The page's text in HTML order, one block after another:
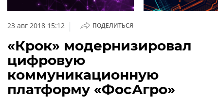
обзоры
кабинет
О
проекте
CNews
23 авг 2018 15:12 | ПОДЕЛИТЬСЯ
«Крок» модернизировал
цифровую
коммуникационную
платформу «ФосАгро»